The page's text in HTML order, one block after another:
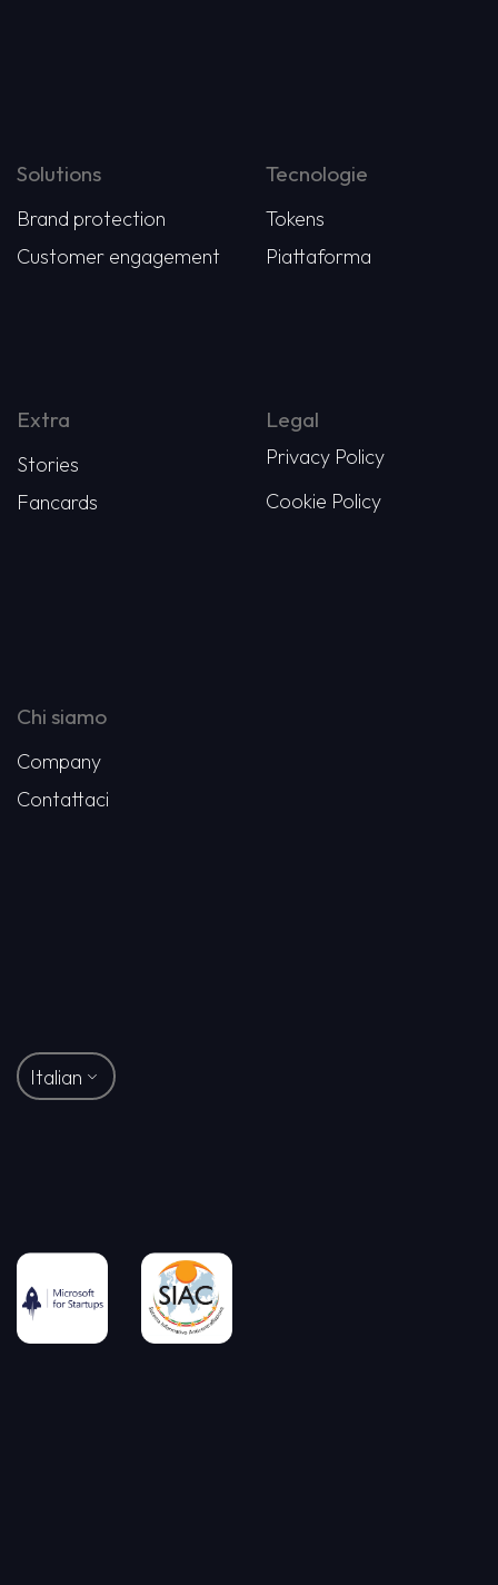
Solutions
Brand protection
Customer engagement
Extra
Stories
Fancards
Tecnologie
Tokens
Piattaforma
Legal
Privacy Policy
Cookie Policy
Chi siamo
Company
Contattaci
Italian